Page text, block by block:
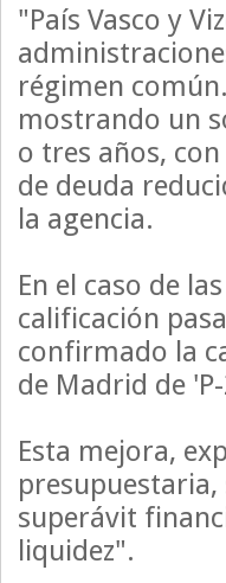
"País Vasco y
régimen
mostrando un
o tres años,
de deuda
la agencia.
En el caso de
calificación
confirmado la
de Madrid de
Esta mejora,
presupuestaria,
superávit
liquidez".